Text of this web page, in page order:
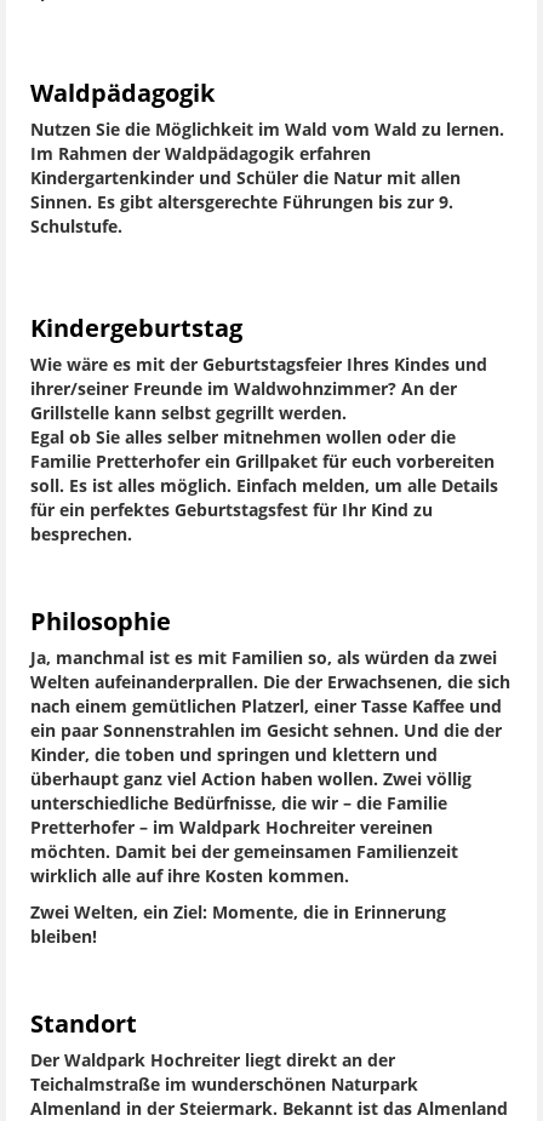
Waldpädagogik
Nutzen Sie die Möglichkeit im Wald vom Wald zu lernen.
Im Rahmen der Waldpädagogik erfahren
Kindergartenkinder und Schüler die Natur mit allen
Sinnen. Es gibt altersgerechte Führungen bis zur 9.
Schulstufe.
Kindergeburtstag
Wie wäre es mit der Geburtstagsfeier Ihres Kindes und
ihrer/seiner Freunde im Waldwohnzimmer? An der
Grillstelle kann selbst gegrillt werden.
Egal ob Sie alles selber mitnehmen wollen oder die
Familie Pretterhofer ein Grillpaket für euch vorbereiten
soll. Es ist alles möglich. Einfach melden, um alle Details
für ein perfektes Geburtstagsfest für Ihr Kind zu
besprechen.
Philosophie
Ja, manchmal ist es mit Familien so, als würden da zwei
Welten aufeinanderprallen. Die der Erwachsenen, die sich
nach einem gemütlichen Platzerl, einer Tasse Kaffee und
ein paar Sonnenstrahlen im Gesicht sehnen. Und die der
Kinder, die toben und springen und klettern und
überhaupt ganz viel Action haben wollen. Zwei völlig
unterschiedliche Bedürfnisse, die wir – die Familie
Pretterhofer – im Waldpark Hochreiter vereinen
möchten. Damit bei der gemeinsamen Familienzeit
wirklich alle auf ihre Kosten kommen.
Zwei Welten, ein Ziel: Momente, die in Erinnerung
bleiben!
Standort
Der Waldpark Hochreiter liegt direkt an der
Teichalmstraße im wunderschönen Naturpark
Almenland in der Steiermark. Bekannt ist das Almenland